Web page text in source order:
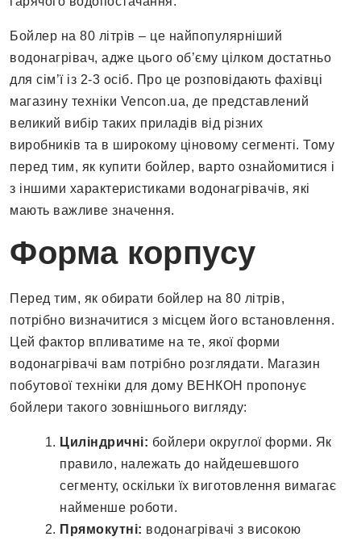
Бойлер на 80 літрів – це найпопулярніший
водонагрівач, адже цього об’єму цілком достатньо
для сім’ї із 2-3 осіб. Про це розповідають фахівці
магазину техніки Vencon.ua, де представлений
великий вибір таких приладів від різних
виробників та в широкому ціновому сегменті. Тому
перед тим, як купити бойлер, варто ознайомитися і
з іншими характеристиками водонагрівачів, які
мають важливе значення.
Форма корпусу
Перед тим, як обирати бойлер на 80 літрів,
потрібно визначитися з місцем його встановлення.
Цей фактор впливатиме на те, якої форми
водонагрівачі вам потрібно розглядати. Магазин
побутової техніки для дому ВЕНКОН пропонує
бойлери такого зовнішнього вигляду:
Циліндричні: бойлери округлої форми. Як
правило, належать до найдешевшого
сегменту, оскільки їх виготовлення вимагає
найменше роботи.
Прямокутні: водонагрівачі з високою